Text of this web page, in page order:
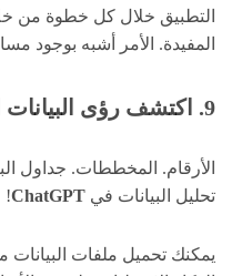
التطبيق خلال كل خطوة من
المفيدة. الأمر أشبه بوجود
9. اكتشف رؤى البيانات المخفية
الأرقام. المخططات. جداول
تحليل البيانات في ChatGPT
!
يمكنك تحميل ملفات البيانات